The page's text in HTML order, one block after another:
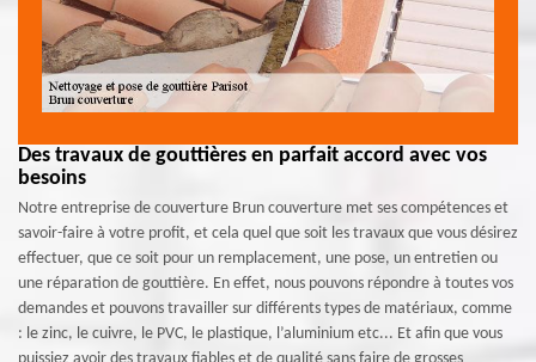
Des travaux de gouttières en parfait accord avec vos
besoins
Notre entreprise de couverture Brun couverture met ses compétences et
savoir-faire à votre profit, et cela quel que soit les travaux que vous désirez
effectuer, que ce soit pour un remplacement, une pose, un entretien ou
une réparation de gouttière. En effet, nous pouvons répondre à toutes vos
demandes et pouvons travailler sur différents types de matériaux, comme
: le zinc, le cuivre, le PVC, le plastique, l’aluminium etc... Et afin que vous
puissiez avoir des travaux fiables et de qualité sans faire de grosses